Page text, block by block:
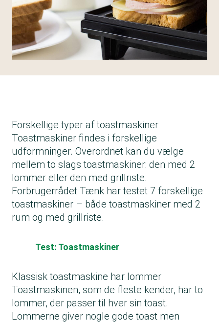
Forskellige typer af toastmaskiner
Toastmaskiner findes i forskellige
udformninger. Overordnet kan du vælge
mellem to slags toastmaskiner: den med 2
lommer eller den med grillriste.
Forbrugerrådet Tænk har testet 7 forskellige
toastmaskiner – både toastmaskiner med 2
rum og med grillriste.
Test: Toastmaskiner
Klassisk toastmaskine har lommer
Toastmaskinen, som de fleste kender, har to
lommer, der passer til hver sin toast.
Lommerne giver nogle gode toast men